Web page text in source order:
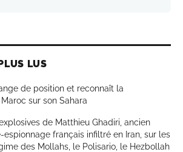
LUS
de position et reconnaît la
sur son Sahara
de Matthieu Ghadiri, ancien
français infiltré en Iran, sur les
des Mollahs, le Polisario, le Hezbollah